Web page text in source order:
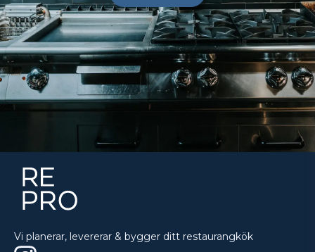
Vi planerar, levererar & bygger ditt restaurangkök